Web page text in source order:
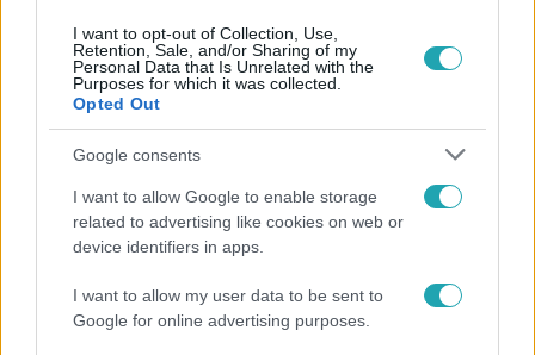
I want to opt-out of Collection, Use,
Retention, Sale, and/or Sharing of my
Personal Data that Is Unrelated with the
Purposes for which it was collected.
Opted Out
Google consents
I want to allow Google to enable storage
related to advertising like cookies on web or
device identifiers in apps.
I want to allow my user data to be sent to
Google for online advertising purposes.
„Ha olyan ember keresne meg, akkor sem